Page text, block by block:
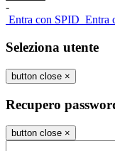
-
Entra con SPID Entra
Seleziona utente
button close ×
Recupero
button close ×